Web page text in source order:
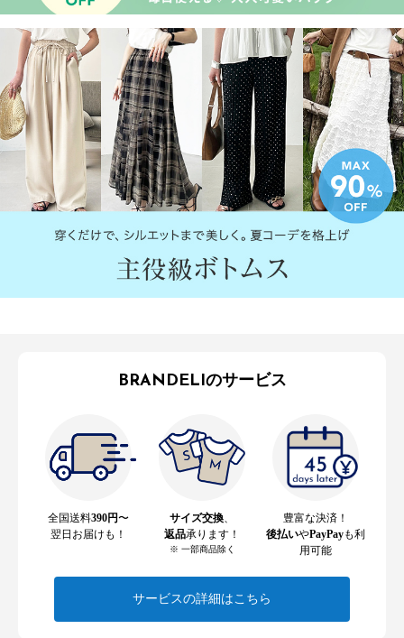
BRANDELIのサービス
全国送料390円〜
翌日お届けも！
サイズ交換
返品承ります！
※ 一部商品除く
豊富な決済！
後払いやPayPayも利
用可能
サービスの詳細はこちら